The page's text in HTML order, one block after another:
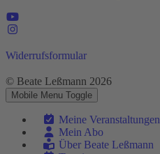
Widerrufsformular
© Beate Leßmann 2026
Mobile Menu Toggle
Meine Veranstaltungen
Mein Abo
Über Beate Leßmann